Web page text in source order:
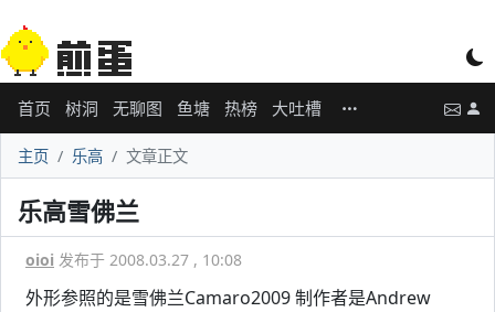
首页 树洞 无聊图 鱼塘 热榜 大吐槽
主页 乐高 文章正文
乐高雪佛兰
oioi 发布于 2008.03.27 , 10:08
外形参照的是雪佛兰Camaro2009 制作者是Andrew